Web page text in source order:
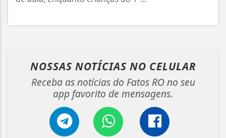
NOSSAS NOTÍCIAS NO CELULAR
Receba as notícias do Fatos RO no seu
app favorito de mensagens.